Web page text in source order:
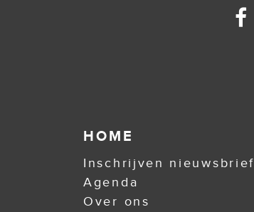
HOME
Inschrijven nieuwsbrief
Agenda
Over ons